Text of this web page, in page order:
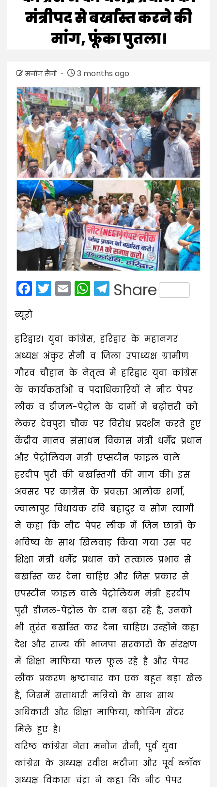
मंत्रीपद से बर्खास्त करने की
मांग, फूंका पुतला।
मनोज सैनी 3 months ago
Facebook
Twitter
EmailWhatsApp
Telegram
Share
ब्यूरो
हरिद्वार। युवा कांग्रेस, हरिद्वार के महानगर
अध्यक्ष अंकुर सैनी व जिला उपाध्यक्ष ग्रामीण
गौरव चौहान के नेतृत्व में हरिद्वार युवा कांग्रेस
के कार्यकर्ताओं व पदाधिकारियों ने नीट पेपर
लीक व डीजल-पेट्रोल के दामों में बढ़ोत्तरी को
लेकर देवपुरा चौक पर विरोध प्रदर्शन करते हुए
केंद्रीय मानव संसाधन विकास मंत्री धर्मेंद्र प्रधान
और पेट्रोलियम मंत्री एप्सटीन फाइल वाले
हरदीप पुरी की बर्खास्तगी की मांग की। इस
अवसर पर कांग्रेस के प्रवक्ता आलोक शर्मा,
ज्वालापुर विधायक रवि बहादुर व सोम त्यागी
ने कहा कि नीट पेपर लीक में जिन छात्रों के
भविष्य के साथ खिलवाड़ किया गया उस पर
शिक्षा मंत्री धर्मेंद्र प्रधान को तत्काल प्रभाव से
बर्खास्त कर देना चाहिए और जिस प्रकार से
एपस्टीन फाइल वाले पेट्रोलियम मंत्री हरदीप
पुरी डीजल-पेट्रोल के दाम बढ़ा रहे है, उनको
भी तुरंत बर्खास्त कर देना चाहिए। उन्होंने कहा
देश और राज्य की भाजपा सरकारों के संरक्षण
में शिक्षा माफिया फल फूल रहे है और पेपर
लीक प्रकरण भ्रष्टाचार का एक बहुत बड़ा खेल
है, जिसमें सत्ताधारी मंत्रियों के साथ साथ
अधिकारी और शिक्षा माफिया, कोचिंग सेंटर
मिले हुए है।
वरिष्ठ कांग्रेस नेता मनोज सैनी, पूर्व युवा
कांग्रेस के अध्यक्ष रवीश भटीजा और पूर्व ब्लॉक
अध्यक्ष विकास चंद्रा ने कहा कि नीट पेपर